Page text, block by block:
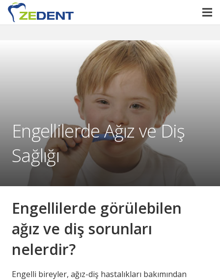
Engellilerde Ağız ve Diş
Sağlığı
Engellilerde görülebilen
ağız ve diş sorunları
nelerdir?
Engelli bireyler, ağız-diş hastalıkları bakımından